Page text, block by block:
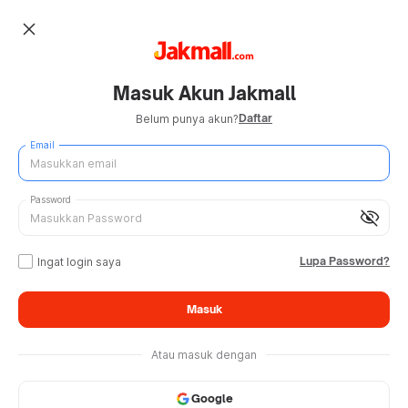
close
Masuk Akun Jakmall
Belum punya akun?Daftar
Email
visibility_off
Password
Ingat login saya Lupa Password?
Masuk
Atau masuk dengan
Google